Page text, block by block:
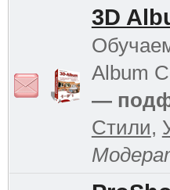
3D
Album
—
Стили,